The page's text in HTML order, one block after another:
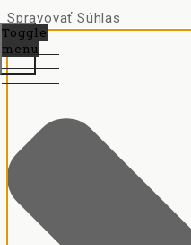
Spravovať Súhlas
Toggle
menu